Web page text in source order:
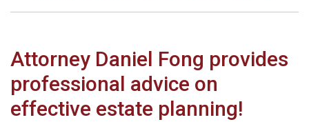
Attorney Daniel Fong provides
professional advice on
effective estate planning!